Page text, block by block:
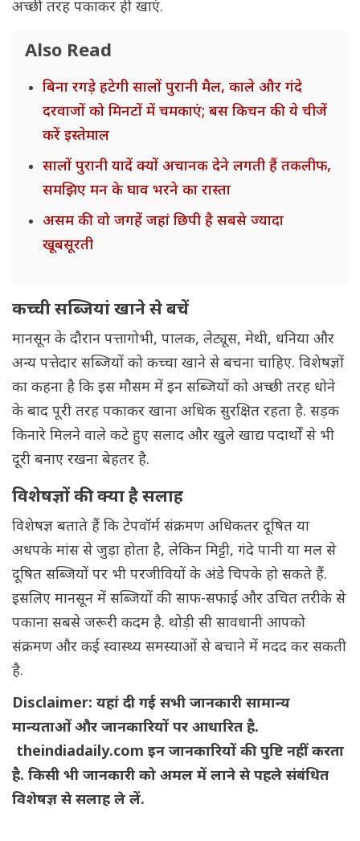
अच्छी तरह पकाकर ही खाएं.
Also Read
बिना रगड़े हटेगी सालों पुरानी मैल, काले और गंदे
दरवाजों को मिनटों में चमकाएं; बस किचन की ये चीजें
करें इस्तेमाल
सालों पुरानी यादें क्यों अचानक देने लगती हैं तकलीफ,
समझिए मन के घाव भरने का रास्ता
असम की वो जगहें जहां छिपी है सबसे ज्यादा
खूबसूरती
कच्ची सब्जियां खाने से बचें
मानसून के दौरान पत्तागोभी, पालक, लेट्यूस, मेथी, धनिया और
अन्य पत्तेदार सब्जियों को कच्चा खाने से बचना चाहिए. विशेषज्ञों
का कहना है कि इस मौसम में इन सब्जियों को अच्छी तरह धोने
के बाद पूरी तरह पकाकर खाना अधिक सुरक्षित रहता है. सड़क
किनारे मिलने वाले कटे हुए सलाद और खुले खाद्य पदार्थों से भी
दूरी बनाए रखना बेहतर है.
विशेषज्ञों की क्या है सलाह
विशेषज्ञ बताते हैं कि टेपवॉर्म संक्रमण अधिकतर दूषित या
अधपके मांस से जुड़ा होता है, लेकिन मिट्टी, गंदे पानी या मल से
दूषित सब्जियों पर भी परजीवियों के अंडे चिपके हो सकते हैं.
इसलिए मानसून में सब्जियों की साफ-सफाई और उचित तरीके से
पकाना सबसे जरूरी कदम है. थोड़ी सी सावधानी आपको
संक्रमण और कई स्वास्थ्य समस्याओं से बचाने में मदद कर सकती
है.
Disclaimer: यहां दी गई सभी जानकारी सामान्य
मान्यताओं और जानकारियों पर आधारित है.
theindiadaily.com इन जानकारियों की पुष्टि नहीं करता
है. किसी भी जानकारी को अमल में लाने से पहले संबंधित
विशेषज्ञ से सलाह ले लें.